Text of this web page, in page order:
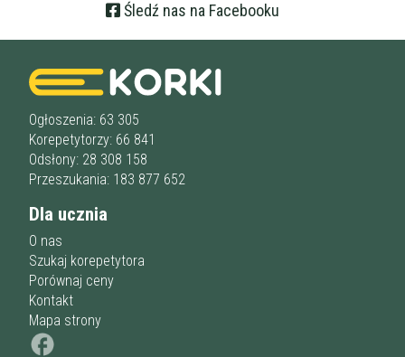
Śledź nas na Facebooku
Ogłoszenia: 63 305
Korepetytorzy: 66 841
Odsłony: 28 308 158
Przeszukania: 183 877 652
Dla ucznia
O nas
Szukaj korepetytora
Porównaj ceny
Kontakt
Mapa strony